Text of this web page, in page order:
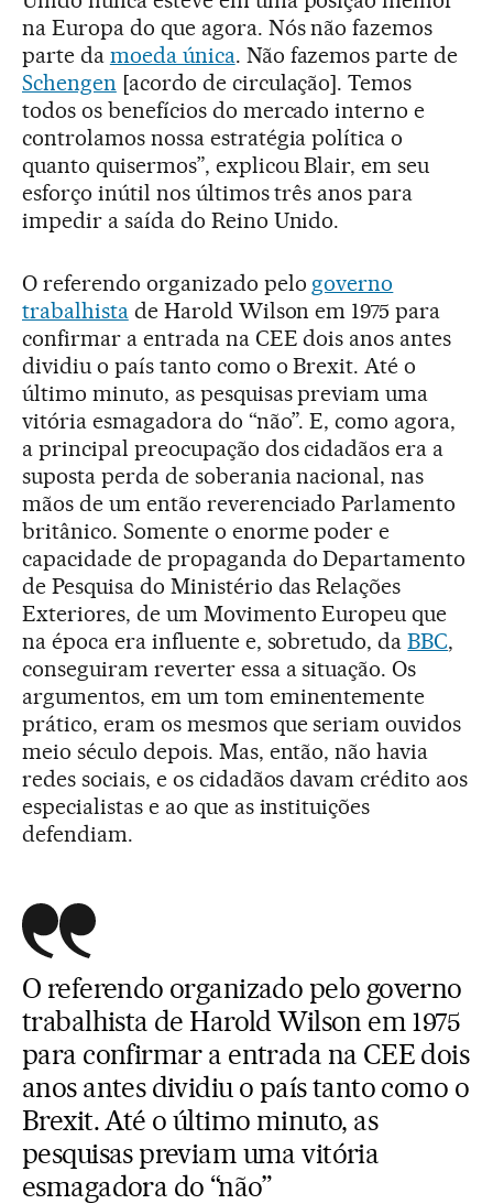
na Europa do que agora. Nós não fazemos
parte da moeda única. Não fazemos parte de
Schengen [acordo de circulação]. Temos
todos os benefícios do mercado interno e
controlamos nossa estratégia política o
quanto quisermos”, explicou Blair, em seu
esforço inútil nos últimos três anos para
impedir a saída do Reino Unido.
O referendo organizado pelo governo
trabalhistade Harold Wilson em 1975 para
confirmar a entrada na CEE dois anos antes
dividiu o país tanto como o Brexit. Até o
último minuto, as pesquisas previam uma
vitória esmagadora do “não”. E, como agora,
a principal preocupação dos cidadãos era a
suposta perda de soberania nacional, nas
mãos de um então reverenciado Parlamento
britânico. Somente o enorme poder e
capacidade de propaganda do Departamento
de Pesquisa do Ministério das Relações
Exteriores, de um Movimento Europeu que
na época era influente e, sobretudo, daBBC,
conseguiram reverter essa a situação. Os
argumentos, em um tom eminentemente
prático, eram os mesmos que seriam ouvidos
meio século depois. Mas, então, não havia
redes sociais, e os cidadãos davam crédito aos
especialistas e ao que as instituições
defendiam.
O referendo organizado pelo governo
trabalhista de Harold Wilson em 1975
para confirmar a entrada na CEE dois
anos antes dividiu o país tanto como o
Brexit. Até o último minuto, as
pesquisas previam uma vitória
esmagadora do “não”